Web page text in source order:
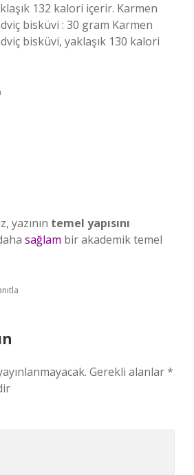
132 kalori içerir. Karmen
bisküvi : 30 gram Karmen
bisküvi, yaklaşık 130 kalori
yazının temel yapısını
sağlam bir akademik temel
Gerekli alanlar*